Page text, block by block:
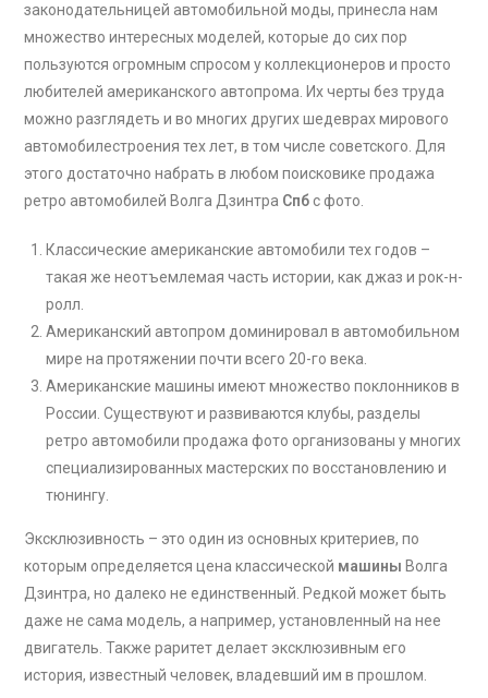
законодательницей автомобильной моды, принесла нам
множество интересных моделей, которые до сих пор
пользуются огромным спросом у коллекционеров и просто
любителей американского автопрома. Их черты без труда
можно разглядеть и во многих других шедеврах мирового
автомобилестроения тех лет, в том числе советского. Для
этого достаточно набрать в любом поисковике продажа
ретро автомобилей Волга Дзинтра Спб с фото.
Классические американские автомобили тех годов –
такая же неотъемлемая часть истории, как джаз и рок-н-
ролл.
Американский автопром доминировал в автомобильном
мире на протяжении почти всего 20-го века.
Американские машины имеют множество поклонников в
России. Существуют и развиваются клубы, разделы
ретро автомобили продажа фото организованы у многих
специализированных мастерских по восстановлению и
тюнингу.
Эксклюзивность – это один из основных критериев, по
которым определяется цена классической машины Волга
Дзинтра, но далеко не единственный. Редкой может быть
даже не сама модель, а например, установленный на нее
двигатель. Также раритет делает эксклюзивным его
история, известный человек, владевший им в прошлом.